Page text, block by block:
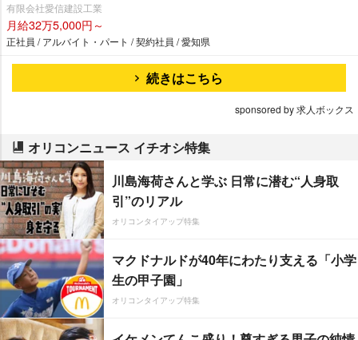
有限会社愛信建設工業
月給32万5,000円～
正社員 / アルバイト・パート / 契約社員 / 愛知県
続きはこちら
sponsored by 求人ボックス
オリコンニュース イチオシ特集
川島海荷さんと学ぶ 日常に潜む“人身取
引”のリアル
オリコンタイアップ特集
マクドナルドが40年にわたり支える「小学
生の甲子園」
オリコンタイアップ特集